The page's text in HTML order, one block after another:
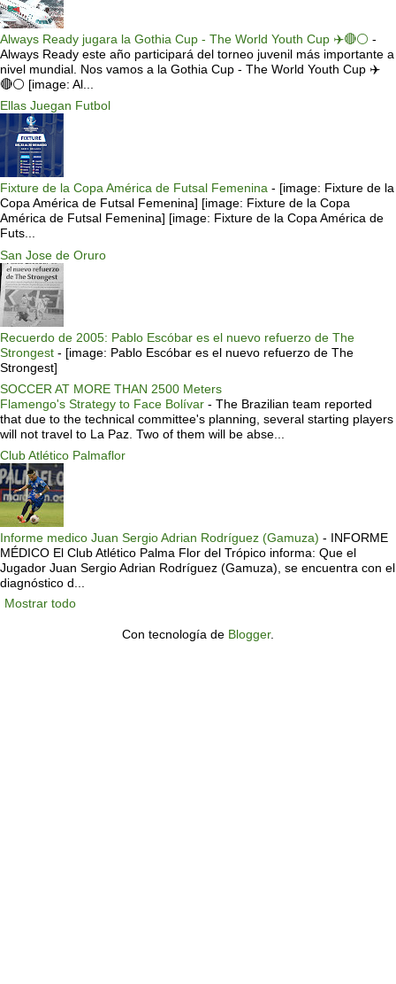
Always Ready jugara la Gothia Cup - The World Youth Cup ✈️🔴⚪️ -
Always Ready este año participará del torneo juvenil más importante a
nivel mundial. Nos vamos a la Gothia Cup - The World Youth Cup ✈️
🔴⚪️ [image: Al...
Ellas Juegan Futbol
Fixture de la Copa América de Futsal Femenina - [image: Fixture de la
Copa América de Futsal Femenina] [image: Fixture de la Copa
América de Futsal Femenina] [image: Fixture de la Copa América de
Futs...
San Jose de Oruro
Recuerdo de 2005: Pablo Escóbar es el nuevo refuerzo de The
Strongest - [image: Pablo Escóbar es el nuevo refuerzo de The
Strongest]
SOCCER AT MORE THAN 2500 Meters
Flamengo's Strategy to Face Bolívar - The Brazilian team reported
that due to the technical committee's planning, several starting players
will not travel to La Paz. Two of them will be abse...
Club Atlético Palmaflor
Informe medico Juan Sergio Adrian Rodríguez (Gamuza) - INFORME
MÉDICO El Club Atlético Palma Flor del Trópico informa: Que el
Jugador Juan Sergio Adrian Rodríguez (Gamuza), se encuentra con el
diagnóstico d...
Mostrar todo
Con tecnología de Blogger.